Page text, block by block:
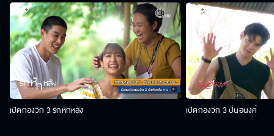
เปิดกองวิก 3 รักหักหลัง เปิดกองวิก 3 ปิ่นอนงค์